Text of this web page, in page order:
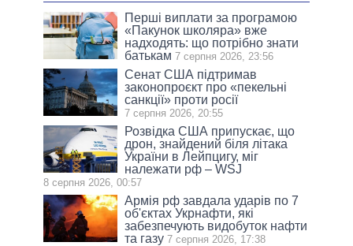
Перші виплати за програмою
«Пакунок школяра» вже
надходять: що потрібно знати
батькам 7 серпня 2026, 23:56
Сенат США підтримав
законопроєкт про «пекельні
санкції» проти росії
7 серпня 2026, 20:55
Розвідка США припускає, що
дрон, знайдений біля літака
України в Лейпцигу, міг
належати рф – WSJ
8 серпня 2026, 00:57
Армія рф завдала ударів по 7
об'єктах Укрнафти, які
забезпечують видобуток нафти
та газу 7 серпня 2026, 17:38